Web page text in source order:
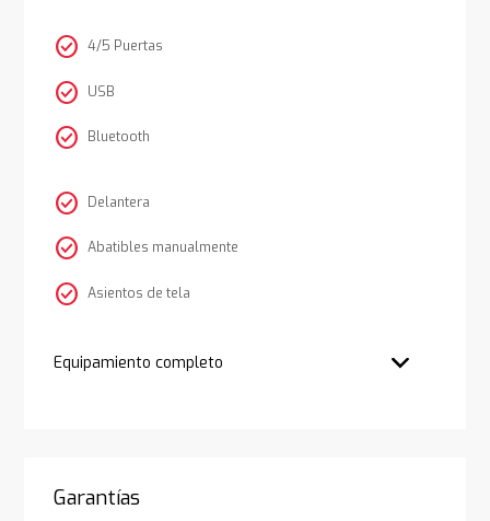
check_circle 4/5 Puertas
check_circle USB
check_circle Bluetooth
check_circle Delantera
check_circle Abatibles manualmente
check_circle Asientos de tela
Equipamiento completo
Garantías